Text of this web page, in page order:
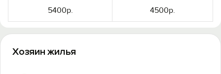
5400р. 4500р.
Хозяин жилья